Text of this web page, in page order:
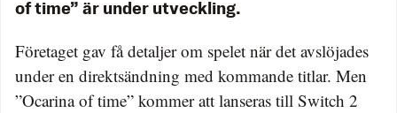
of time” är under utveckling.
Företaget gav få detaljer om spelet när det avslöjades
under en direktsändning med kommande titlar. Men
”Ocarina of time” kommer att lanseras till Switch 2